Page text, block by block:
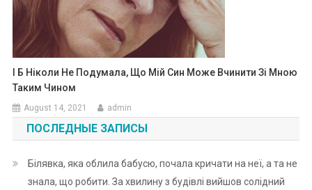
І Б Ніколи Не Подумала, Що Мій Син Може Вчинити Зі Мною
Таким Чином
August 14, 2021 admin
ПОСЛЕДНЫЕ ЗАПИСЫ
Білявка, яка облила бабусю, почала кричати на неї, а та не
знала, що робити. За хвилину з будівлі вийшов солідний